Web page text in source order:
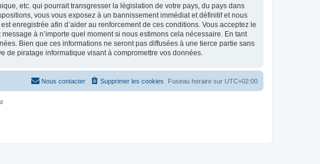
etc. qui pourrait transgresser la législation de votre pays, du pays dans
vous vous exposez à un bannissement immédiat et définitif et nous
enregistrée afin d’aider au renforcement de ces conditions. Vous acceptez le
à n’importe quel moment si nous estimons cela nécessaire. En tant
Bien que ces informations ne seront pas diffusées à une tierce partie sans
de piratage informatique visant à compromettre vos données.
Fuseau horaire sur UTC+02:00
Supprimer les cookies
Nous contacter